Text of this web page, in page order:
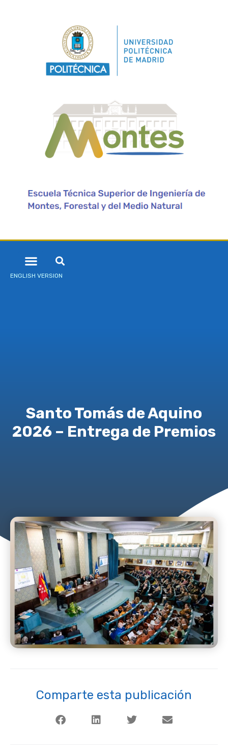
ENGLISH VERSION
Santo Tomás de Aquino
2026 – Entrega de Premios
Comparte esta publicación